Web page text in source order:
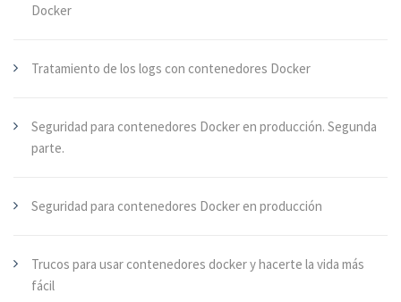
Docker
Tratamiento de los logs con contenedores Docker
Seguridad para contenedores Docker en producción. Segunda
parte.
Seguridad para contenedores Docker en producción
Trucos para usar contenedores docker y hacerte la vida más
fácil